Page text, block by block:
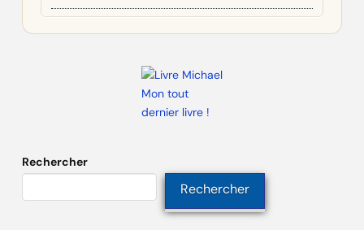
Mon tout
dernier livre !
Rechercher
Rechercher